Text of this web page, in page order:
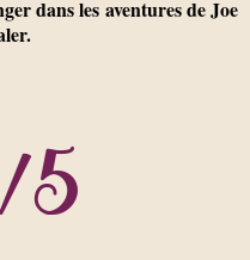
dans les aventures de Joe